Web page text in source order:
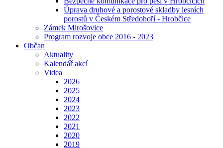
Úprava druhové a porostové skladby lesních
porostů v Českém Středohoří - Hrobčice
Zámek Mirošovice
Program rozvoje obce 2016 - 2023
Občan
Aktuality
Kalendář akcí
Videa
2026
2025
2024
2023
2022
2021
2020
2019